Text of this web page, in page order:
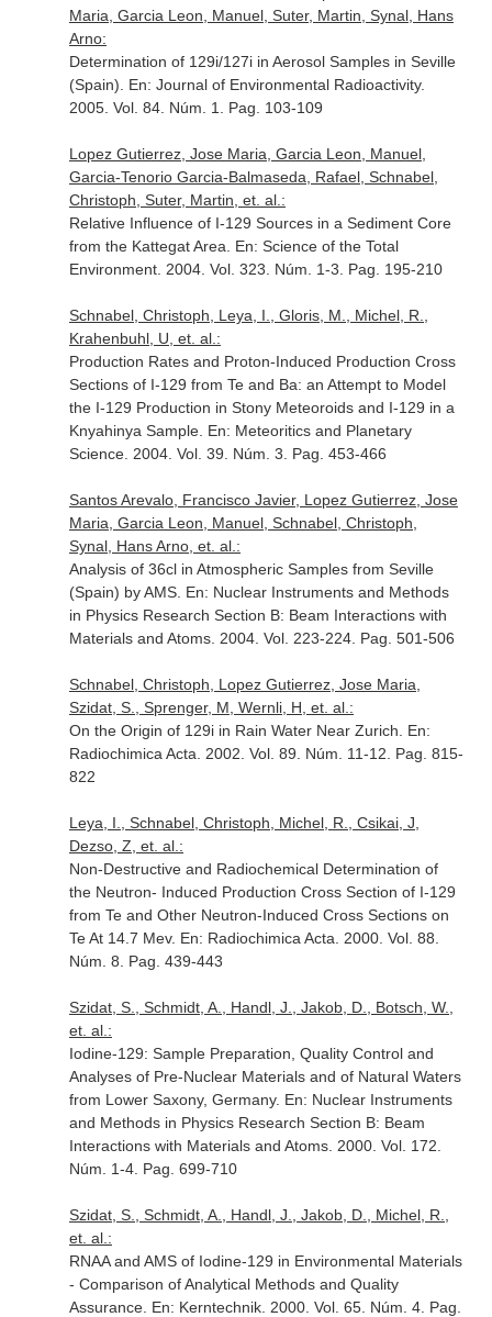
Maria, Garcia Leon, Manuel, Suter, Martin, Synal, Hans
Arno:
Determination of 129i/127i in Aerosol Samples in Seville
(Spain). En: Journal of Environmental Radioactivity.
2005. Vol. 84. Núm. 1. Pag. 103-109
Lopez Gutierrez, Jose Maria, Garcia Leon, Manuel,
Garcia-Tenorio Garcia-Balmaseda, Rafael, Schnabel,
Christoph, Suter, Martin, et. al.:
Relative Influence of I-129 Sources in a Sediment Core
from the Kattegat Area. En: Science of the Total
Environment. 2004. Vol. 323. Núm. 1-3. Pag. 195-210
Schnabel, Christoph, Leya, I., Gloris, M., Michel, R.,
Krahenbuhl, U, et. al.:
Production Rates and Proton-Induced Production Cross
Sections of I-129 from Te and Ba: an Attempt to Model
the I-129 Production in Stony Meteoroids and I-129 in a
Knyahinya Sample. En: Meteoritics and Planetary
Science. 2004. Vol. 39. Núm. 3. Pag. 453-466
Santos Arevalo, Francisco Javier, Lopez Gutierrez, Jose
Maria, Garcia Leon, Manuel, Schnabel, Christoph,
Synal, Hans Arno, et. al.:
Analysis of 36cl in Atmospheric Samples from Seville
(Spain) by AMS. En: Nuclear Instruments and Methods
in Physics Research Section B: Beam Interactions with
Materials and Atoms. 2004. Vol. 223-224. Pag. 501-506
Schnabel, Christoph, Lopez Gutierrez, Jose Maria,
Szidat, S., Sprenger, M, Wernli, H, et. al.:
On the Origin of 129i in Rain Water Near Zurich. En:
Radiochimica Acta . 2002. Vol. 89. Núm. 11-12. Pag. 815-
822
Leya, I., Schnabel, Christoph, Michel, R., Csikai, J,
Dezso, Z, et. al.:
Non-Destructive and Radiochemical Determination of
the Neutron- Induced Production Cross Section of I-129
from Te and Other Neutron-Induced Cross Sections on
Te At 14.7 Mev. En: Radiochimica Acta . 2000. Vol. 88.
Núm. 8. Pag. 439-443
Szidat, S., Schmidt, A., Handl, J., Jakob, D., Botsch, W.,
et. al.:
Iodine-129: Sample Preparation, Quality Control and
Analyses of Pre-Nuclear Materials and of Natural Waters
from Lower Saxony, Germany. En: Nuclear Instruments
and Methods in Physics Research Section B: Beam
Interactions with Materials and Atoms. 2000. Vol. 172.
Núm. 1-4. Pag. 699-710
Szidat, S., Schmidt, A., Handl, J., Jakob, D., Michel, R.,
et. al.:
RNAA and AMS of Iodine-129 in Environmental Materials
- Comparison of Analytical Methods and Quality
Assurance. En: Kerntechnik. 2000. Vol. 65. Núm. 4. Pag.